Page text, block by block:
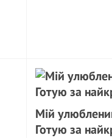
Мій
Готую за